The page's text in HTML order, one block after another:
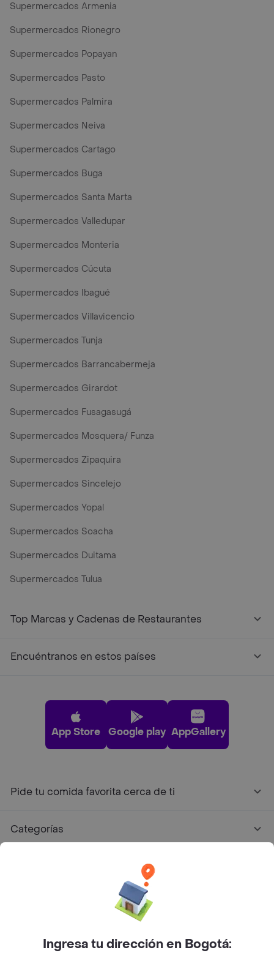
Supermercados Armenia
Supermercados Rionegro
Supermercados Popayan
Supermercados Pasto
Supermercados Palmira
Supermercados Neiva
Supermercados Cartago
Supermercados Buga
Supermercados Santa Marta
Supermercados Valledupar
Supermercados Monteria
Supermercados Cúcuta
Supermercados Ibagué
Supermercados Villavicencio
Supermercados Tunja
Supermercados Barrancabermeja
Supermercados Girardot
Supermercados Fusagasugá
Supermercados Mosquera/ Funza
Supermercados Zipaquira
Supermercados Sincelejo
Supermercados Yopal
Supermercados Soacha
Supermercados Duitama
Supermercados Tulua
Top Marcas y Cadenas de Restaurantes
Encuéntranos en estos países
App Store Google play AppGallery
Pide tu comida favorita cerca de ti
Categorías
Facebook
Twitter
Instagram
Ingresa tu dirección en Bogotá: